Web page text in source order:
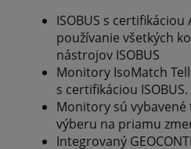
ISOBUS s
používanie všetkých
nástrojov ISOBUS
Monitory IsoMatch
s certifikáciou ISOBUS.
Monitory sú
výberu na priamu
Integrovaný